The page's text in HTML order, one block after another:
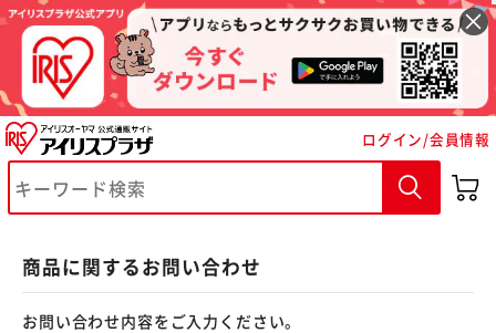
ログイン/会員情報
商品に関するお問い合わせ
お問い合わせ内容をご入力ください。
※ご確認ください
カートに入れる